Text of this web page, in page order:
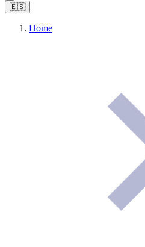
🇪🇸
Home